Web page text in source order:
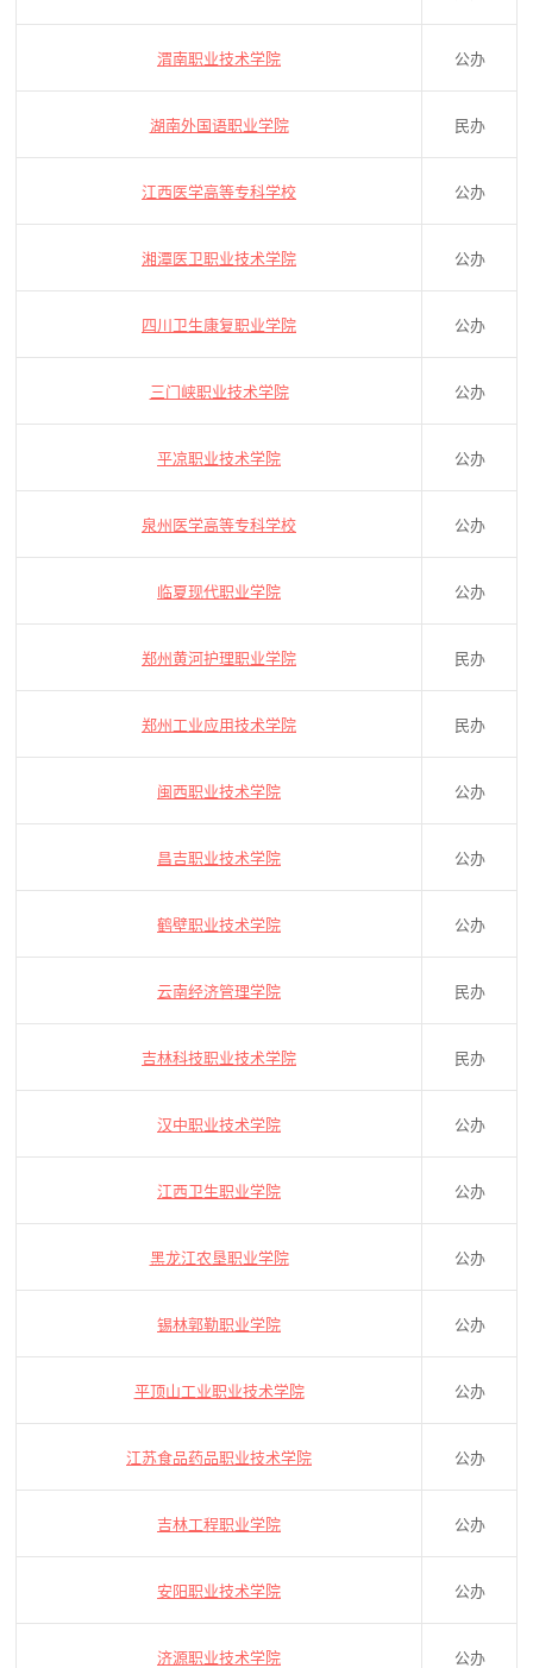
渭南职业技术学院 公办
湖南外国语职业学院 民办
江西医学高等专科学校 公办
湘潭医卫职业技术学院 公办
四川卫生康复职业学院 公办
三门峡职业技术学院 公办
平凉职业技术学院 公办
泉州医学高等专科学校 公办
临夏现代职业学院 公办
郑州黄河护理职业学院 民办
郑州工业应用技术学院 民办
闽西职业技术学院 公办
昌吉职业技术学院 公办
鹤壁职业技术学院 公办
云南经济管理学院 民办
吉林科技职业技术学院 民办
汉中职业技术学院 公办
江西卫生职业学院 公办
黑龙江农垦职业学院 公办
锡林郭勒职业学院 公办
平顶山工业职业技术学院 公办
江苏食品药品职业技术学院 公办
吉林工程职业学院 公办
安阳职业技术学院 公办
济源职业技术学院 公办